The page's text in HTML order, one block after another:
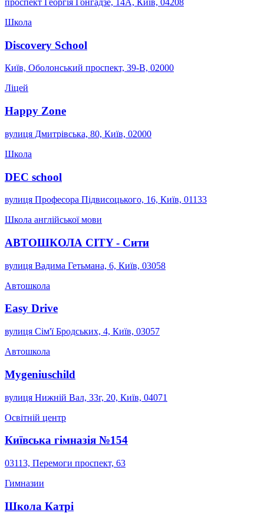
проспект Георгія Гонгадзе, 14А, Київ, 04208
Школа
Discovery School
Київ, Оболонський проспект, 39-В, 02000
Ліцей
Happy Zone
вулиця Дмитрівська, 80, Київ, 02000
Школа
DEC school
вулиця Професора Підвисоцького, 16, Київ, 01133
Школа англійської мови
АВТОШКОЛА CITY - Сити
вулиця Вадима Гетьмана, 6, Київ, 03058
Автошкола
Easy Drive
вулиця Сім'ї Бродських, 4, Київ, 03057
Автошкола
Mygeniuschild
вулиця Нижній Вал, 33г, 20, Київ, 04071
Освітній центр
Київська гімназія №154
03113, Перемоги проспект, 63
Гимназии
Школа Катрі